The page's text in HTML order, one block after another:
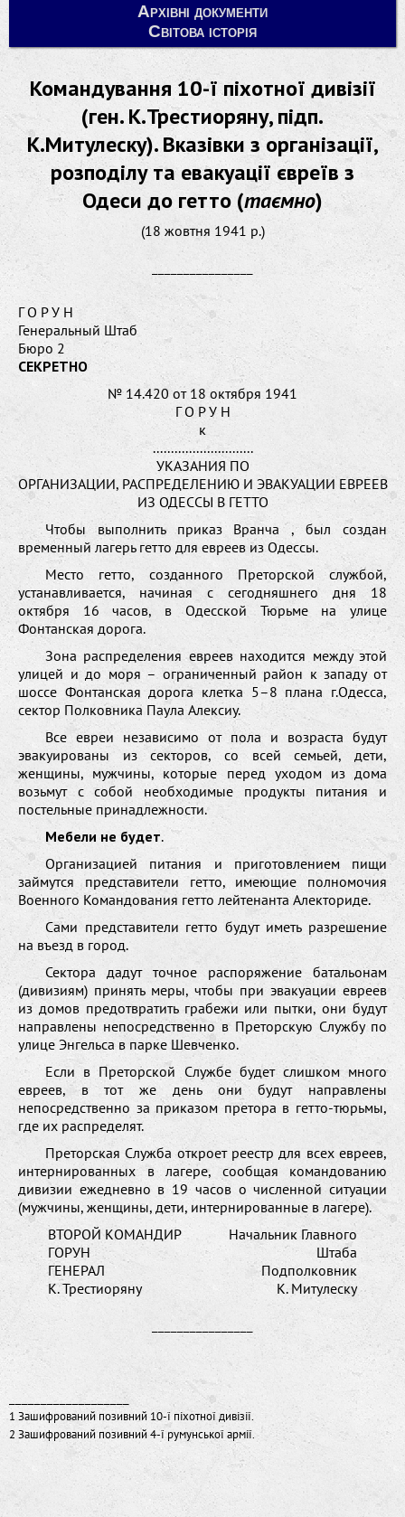
Архівні документи
Світова історія
Командування 10-ї піхотної дивізії
(ген. К.Трестиоряну, підп.
К.Митулеску). Вказівки з організації,
розподілу та евакуації євреїв з
Одеси до гетто (таємно)
(18 жовтня 1941 р.)
________________
Г О Р У Н
Генеральный Штаб
Бюро 2
СЕКРЕТНО
№ 14.420 от 18 октября 1941
Г О Р У Н
к
............................
УКАЗАНИЯ ПО
ОРГАНИЗАЦИИ, РАСПРЕДЕЛЕНИЮ И ЭВАКУАЦИИ ЕВРЕЕВ
ИЗ ОДЕССЫ В ГЕТТО
Чтобы выполнить приказ Вранча , был создан
временный лагерь гетто для евреев из Одессы.
Место гетто, созданного Преторской службой,
устанавливается, начиная с сегодняшнего дня 18
октября 16 часов, в Одесской Тюрьме на улице
Фонтанская дорога.
Зона распределения евреев находится между этой
улицей и до моря – ограниченный район к западу от
шоссе Фонтанская дорога клетка 5–8 плана г.Одесса,
сектор Полковника Паула Aлексиу.
Все евреи независимо от пола и возраста будут
эвакуированы из секторов, со всей семьей, дети,
женщины, мужчины, которые перед уходом из дома
возьмут с собой необходимые продукты питания и
постельные принадлежности.
Мебели не будет.
Организацией питания и приготовлением пищи
займутся представители гетто, имеющие полномочия
Военного Командования гетто лейтенанта Aлeкториде.
Сами представители гетто будут иметь разрешение
на въезд в город.
Сектора дадут точное распоряжение батальонам
(дивизиям) принять меры, чтобы при эвакуации евреев
из домов предотвратить грабежи или пытки, они будут
направлены непосредственно в Преторскую Службу по
улице Энгельса в парке Шевченко.
Если в Преторской Службе будет слишком много
евреев, в тот же день они будут направлены
непосредственно за приказом претора в гетто-тюрьмы,
где их распределят.
Преторская Служба откроет реестр для всех евреев,
интернированных в лагере, сообщая командованию
дивизии ежедневно в 19 часов о численной ситуации
(мужчины, женщины, дети, интернированные в лагере).
ВТОРОЙ КОМАНДИР
ГОРУН
ГЕНЕРАЛ
К. Трестиоряну
Начальник Главного
Штаба
Подполковник
К. Митулеску
________________
___________________
1 Зашифрований позивний 10-ї піхотної дивізії.
2 Зашифрований позивний 4-ї румунської армії.